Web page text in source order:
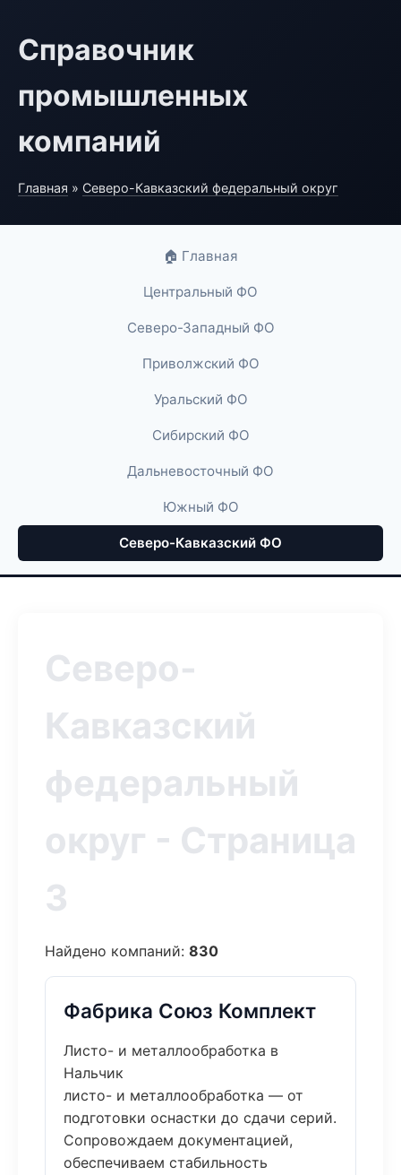
Справочник
промышленных
компаний
Главная » Северо-Кавказский федеральный округ
🏠 Главная
Центральный ФО
Северо-Западный ФО
Приволжский ФО
Уральский ФО
Сибирский ФО
Дальневосточный ФО
Южный ФО
Северо-Кавказский ФО
Северо-
Кавказский
федеральный
округ - Страница
3
Найдено компаний: 830
Фабрика Союз Комплект
Листо- и металлообработка в
Нальчик
листо- и металлообработка — от
подготовки оснастки до сдачи серий.
Сопровождаем документацией,
обеспечиваем стабильность